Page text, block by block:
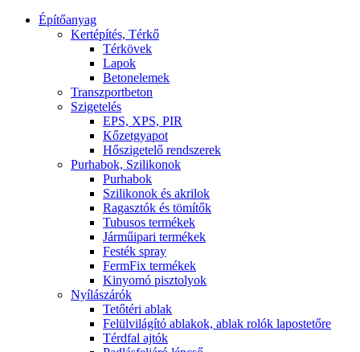
Építőanyag
Kertépítés, Térkő
Térkövek
Lapok
Betonelemek
Transzportbeton
Szigetelés
EPS, XPS, PIR
Kőzetgyapot
Hőszigetelő rendszerek
Purhabok, Szilikonok
Purhabok
Szilikonok és akrilok
Ragasztók és tömítők
Tubusos termékek
Járműipari termékek
Festék spray
FermFix termékek
Kinyomó pisztolyok
Nyílászárók
Tetőtéri ablak
Felülvilágító ablakok, ablak rolók lapostetőre
Térdfal ajtók